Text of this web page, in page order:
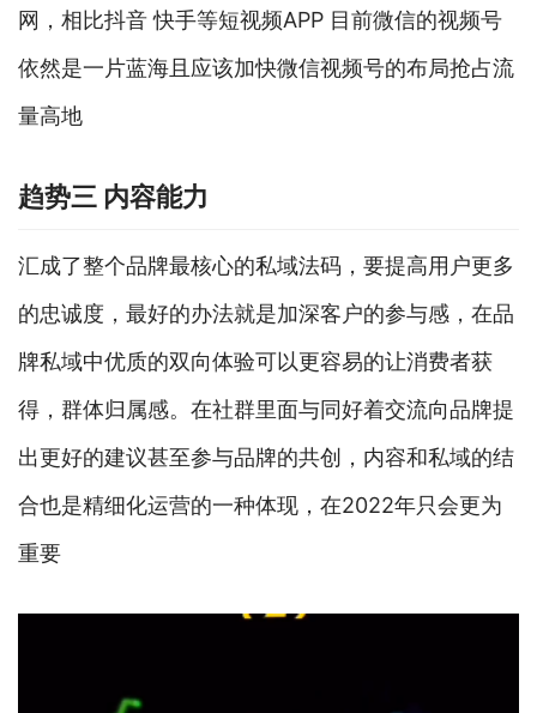
网，相比抖音 快手等短视频APP 目前微信的视频号
依然是一片蓝海且应该加快微信视频号的布局抢占流
量高地
趋势三 内容能力
汇成了整个品牌最核心的私域法码，要提高用户更多
的忠诚度，最好的办法就是加深客户的参与感，在品
牌私域中优质的双向体验可以更容易的让消费者获
得，群体归属感。在社群里面与同好着交流向品牌提
出更好的建议甚至参与品牌的共创，内容和私域的结
合也是精细化运营的一种体现，在2022年只会更为
重要